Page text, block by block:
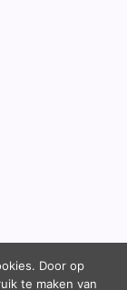
Door op
te maken van